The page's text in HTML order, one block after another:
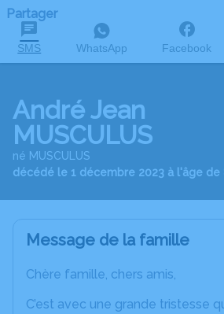
Partager
SMS WhatsApp Facebook
André Jean
MUSCULUS
né MUSCULUS
décédé le 1 décembre 2023 à l'âge de
Message de la famille
Chère famille, chers amis,
C’est avec une grande tristesse